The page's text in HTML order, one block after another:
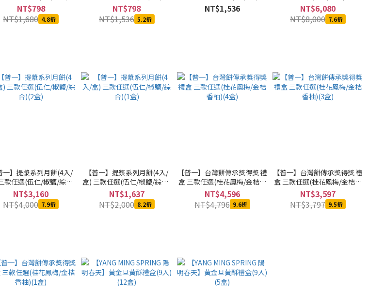
NT$798
NT$1,680 4.8折
NT$798
NT$1,536 5.2折
NT$1,536
(4盒)
NT$6,080
NT$8,000 7.6折
一】提漿系列月餅(4入/
款任選(伍仁/椒鹽/綜合)
(2盒)
NT$3,160
NT$4,000 7.9折
【普一】提漿系列月餅(4入/
盒) 三款任選(伍仁/椒鹽/綜合)
(1盒)
NT$1,637
NT$2,000 8.2折
【普一】台灣餅傳承獎得獎 禮
盒 三款任選(桂花鳳梅/金桔香
柚)(4盒)
NT$4,596
NT$4,796 9.6折
【普一】台灣餅傳承獎得獎 禮
盒 三款任選(桂花鳳梅/金桔香
柚)(3盒)
NT$3,597
NT$3,797 9.5折